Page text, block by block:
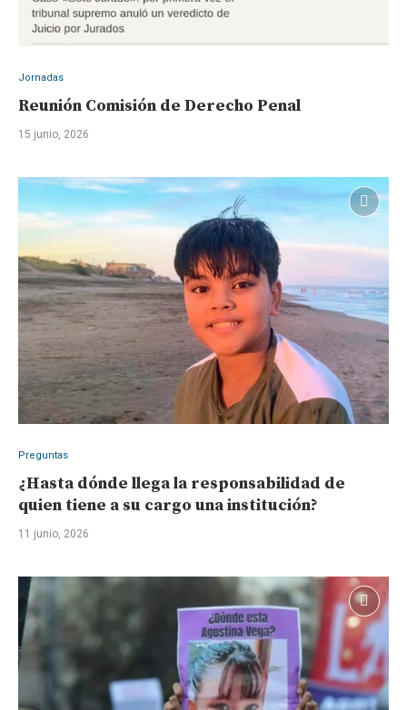
Jornadas
Reunión Comisión de Derecho Penal
15 junio, 2026
Preguntas
¿Hasta dónde llega la responsabilidad de
quien tiene a su cargo una institución?
11 junio, 2026